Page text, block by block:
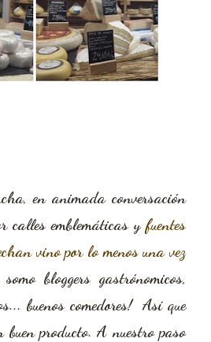
en animada conversación
calles emblemáticas yfuentes
vino por lo menos una vez
bloggers gastrónomicos,
buenos comedores! Así que
buen producto. A nuestro paso